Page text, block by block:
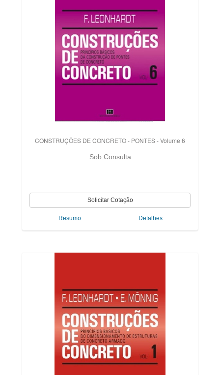
CONSTRUÇÕES DE CONCRETO - PONTES - Volume 6
Sob Consulta
Resumo Detalhes